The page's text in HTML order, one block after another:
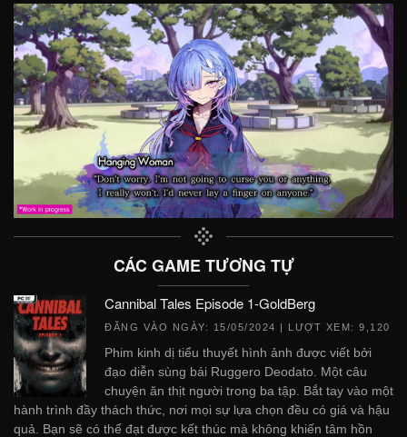
CÁC GAME TƯƠNG TỰ
Cannibal Tales Episode 1-GoldBerg
ĐĂNG VÀO NGÀY: 15/05/2024 | LƯỢT XEM: 9,120
Phim kinh dị tiểu thuyết hình ảnh được viết bởi
đạo diễn sùng bái Ruggero Deodato. Một câu
chuyện ăn thịt người trong ba tập. Bắt tay vào một
hành trình đầy thách thức, nơi mọi sự lựa chọn đều có giá và hậu
quả. Bạn sẽ có thể đạt được kết thúc mà không khiến tâm hồn